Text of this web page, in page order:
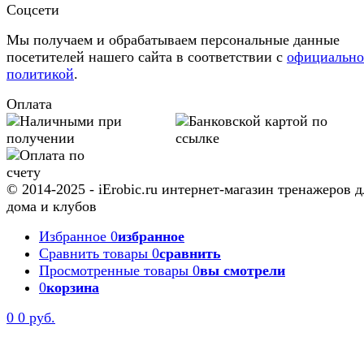
Соцсети
Мы получаем и обрабатываем персональные данные
посетителей нашего сайта в соответствии с
политикой.
Оплата
© 2014-2025 - iErobic.ru интернет-магазин тренажеров
дома и клубов
Избранное 0избранное
Сравнить товары 0сравнить
Просмотренные товары 0вы смотрели
0корзина
0 0 руб.